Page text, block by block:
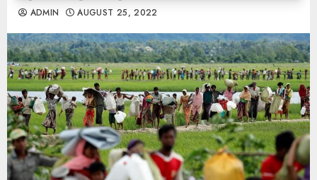
ADMIN AUGUST 25, 2022